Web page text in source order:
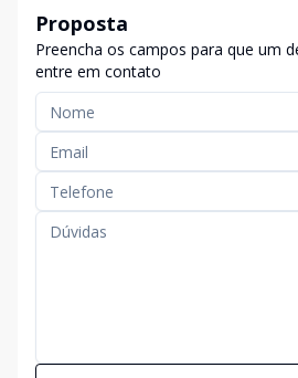
Proposta
Preencha os campos para que um
entre em contato